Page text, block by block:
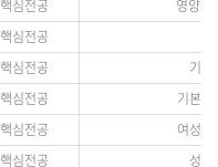
핵심전공
영양과
핵심전공
핵심전공
기
핵심전공
기본
핵심전공
여성
핵심전공
성